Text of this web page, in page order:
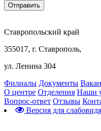
Ставропольский край
355017, г. Ставрополь,
ул. Ленина 304
Филиалы Документы
О центре Отделения Наши
Вопрос-ответ Отзывы
Версия для